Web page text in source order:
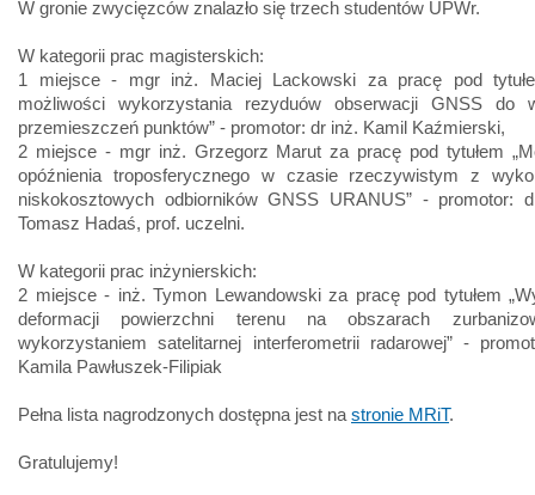
W gronie zwycięzców znalazło się trzech studentów UPWr.
W kategorii prac magisterskich:
1 miejsce - mgr inż. Maciej Lackowski za pracę pod
możliwości wykorzystania rezyduów obserwacji GNSS do
przemieszczeń punktów” - promotor: dr inż. Kamil Kaźmierski,
2 miejsce - mgr inż. Grzegorz Marut za pracę pod tytułem
opóźnienia troposferycznego w czasie rzeczywistym z
niskokosztowych odbiorników GNSS URANUS” - promotor:
Tomasz Hadaś, prof. uczelni.
W kategorii prac inżynierskich:
2 miejsce - inż. Tymon Lewandowski za pracę pod tytułem
deformacji powierzchni terenu na obszarach
wykorzystaniem satelitarnej interferometrii radarowej” -
Kamila Pawłuszek-Filipiak
Pełna lista nagrodzonych dostępna jest na stronie MRiT.
Gratulujemy!